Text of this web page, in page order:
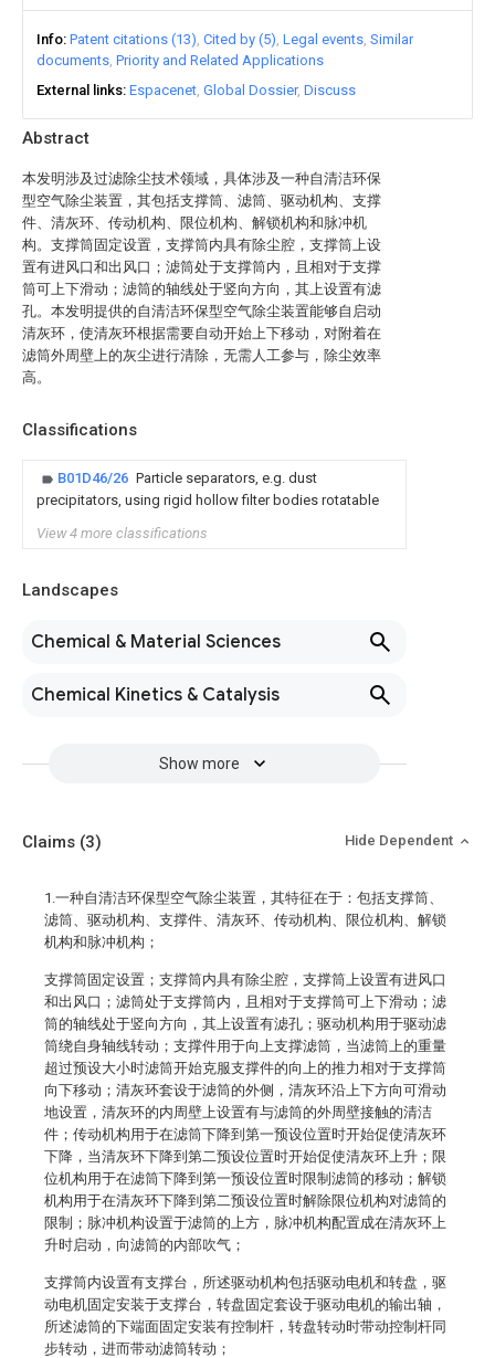
Abstract
本发明涉及过滤除尘技术领域，具体涉及一种自清洁环保
型空气除尘装置，其包括支撑筒、滤筒、驱动机构、支撑
件、清灰环、传动机构、限位机构、解锁机构和脉冲机
构。支撑筒固定设置，支撑筒内具有除尘腔，支撑筒上设
置有进风口和出风口；滤筒处于支撑筒内，且相对于支撑
筒可上下滑动；滤筒的轴线处于竖向方向，其上设置有滤
孔。本发明提供的自清洁环保型空气除尘装置能够自启动
清灰环，使清灰环根据需要自动开始上下移动，对附着在
滤筒外周壁上的灰尘进行清除，无需人工参与，除尘效率
高。
Classifications
B01D46/26 Particle separators, e.g. dust
precipitators, using rigid hollow filter bodies rotatable
View 4 more classifications
Landscapes
Chemical & Material Sciences
Chemical Kinetics & Catalysis
Show more
Info Patent citations (13) Cited by (5) Legal events Similar
documents Priority and Related Applications
External links Espacenet Global Dossier Discuss
Claims (3) Hide Dependent
1.一种自清洁环保型空气除尘装置，其特征在于：包括支撑筒、
滤筒、驱动机构、支撑件、清灰环、传动机构、限位机构、解锁
机构和脉冲机构；
支撑筒固定设置；支撑筒内具有除尘腔，支撑筒上设置有进风口
和出风口；滤筒处于支撑筒内，且相对于支撑筒可上下滑动；滤
筒的轴线处于竖向方向，其上设置有滤孔；驱动机构用于驱动滤
筒绕自身轴线转动；支撑件用于向上支撑滤筒，当滤筒上的重量
超过预设大小时滤筒开始克服支撑件的向上的推力相对于支撑筒
向下移动；清灰环套设于滤筒的外侧，清灰环沿上下方向可滑动
地设置，清灰环的内周壁上设置有与滤筒的外周壁接触的清洁
件；传动机构用于在滤筒下降到第一预设位置时开始促使清灰环
下降，当清灰环下降到第二预设位置时开始促使清灰环上升；限
位机构用于在滤筒下降到第一预设位置时限制滤筒的移动；解锁
机构用于在清灰环下降到第二预设位置时解除限位机构对滤筒的
限制；脉冲机构设置于滤筒的上方，脉冲机构配置成在清灰环上
升时启动，向滤筒的内部吹气；
支撑筒内设置有支撑台，所述驱动机构包括驱动电机和转盘，驱
动电机固定安装于支撑台，转盘固定套设于驱动电机的输出轴，
所述滤筒的下端面固定安装有控制杆，转盘转动时带动控制杆同
步转动，进而带动滤筒转动；